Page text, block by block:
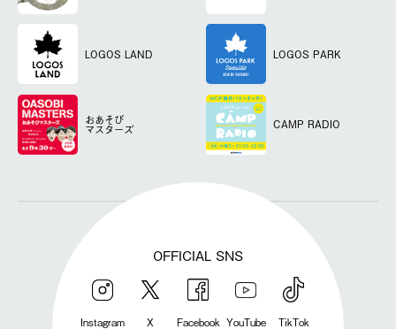
LOGOS LAND LOGOS PARK
おあそび
マスターズ CAMP RADIO
OFFICIAL SNS
Instagram X Facebook YouTube TikTok